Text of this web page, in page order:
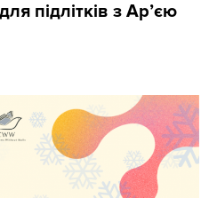
підлітків з Ар’єю